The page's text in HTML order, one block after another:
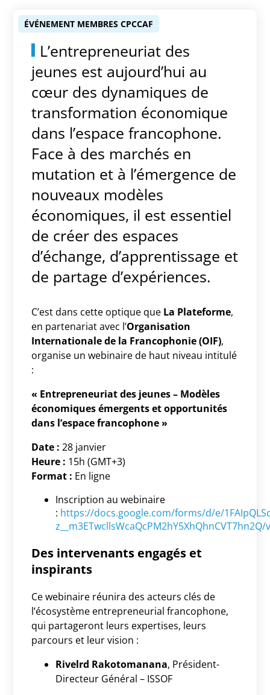
L’entrepreneuriat des
jeunes est aujourd’hui au
cœur des dynamiques de
transformation économique
dans l’espace francophone.
Face à des marchés en
mutation et à l’émergence de
nouveaux modèles
économiques, il est essentiel
de créer des espaces
d’échange, d’apprentissage et
de partage d’expériences.
C’est dans cette optique que La Plateforme,
en partenariat avec l’Organisation
Internationale de la Francophonie (OIF),
organise un webinaire de haut niveau intitulé
:
« Entrepreneuriat des jeunes – Modèles
économiques émergents et opportunités
dans l’espace francophone »
Date : 28 janvier
Heure : 15h (GMT+3)
Format : En ligne
Inscription au webinaire
: https://docs.google.com/forms/d/e/
Des intervenants engagés et
inspirants
Ce webinaire réunira des acteurs clés de
l’écosystème entrepreneurial francophone,
qui partageront leurs expertises, leurs
parcours et leur vision :
Rivelrd Rakotomanana, Président-
Directeur Général – ISSOF
ÉVÉNEMENT MEMBRES CPCCAF